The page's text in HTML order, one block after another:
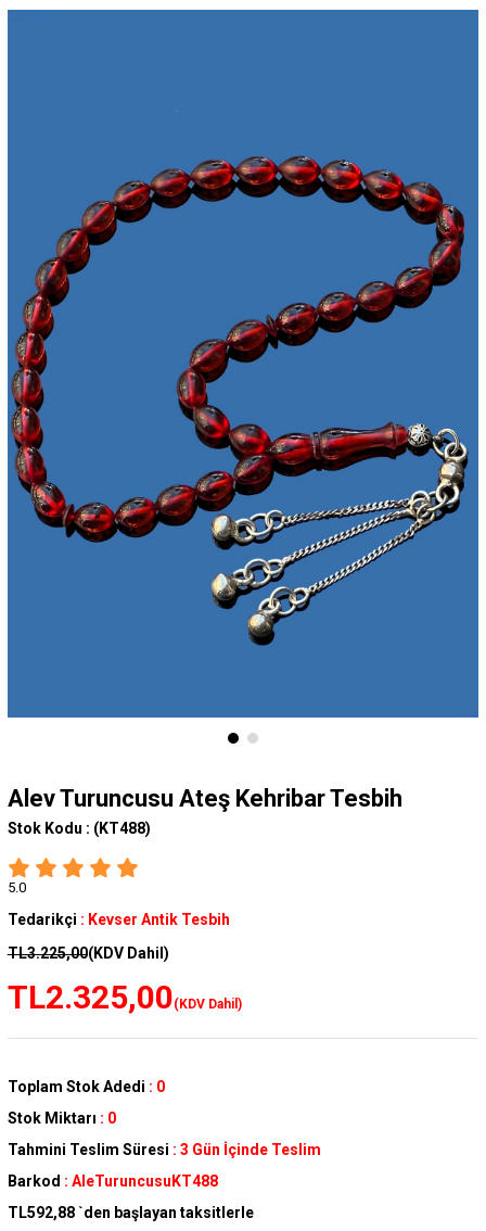
Alev Turuncusu Ateş Kehribar Tesbih
Stok Kodu : (KT488)
5.0
Tedarikçi : Kevser Antik Tesbih
TL3.225,00(KDV Dahil)
TL2.325,00(KDV Dahil)
Toplam Stok Adedi : 0
Stok Miktarı : 0
Tahmini Teslim Süresi : 3 Gün İçinde Teslim
Barkod : AleTuruncusuKT488
TL592,88 `den başlayan taksitlerle